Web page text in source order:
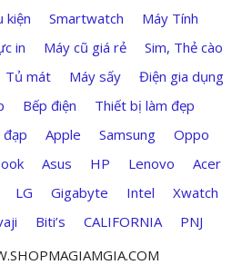
kiện Smartwatch
Máy Tính
in Máy cũ giá rẻ
Sim, Thẻ cào
Tủ mát Máy sấy
Điện gia dụng
Bếp điện
Thiết bị làm đẹp
đạp Apple Samsung
Oppo
Asus HP Lenovo
Acer
LG Gigabyte Intel
Xwatch
Biti’s CALIFORNIA
PNJ